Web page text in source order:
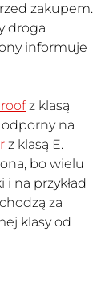
zakupem.
droga
informuje
z klasą
na
z klasą E.
bo wielu
na przykład
za
klasy od